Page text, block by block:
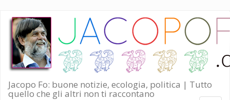
Salta
contenuto
principale
Jacopo Fo: buone notizie, ecologia, politica | Tutto
quello che gli altri non ti raccontano